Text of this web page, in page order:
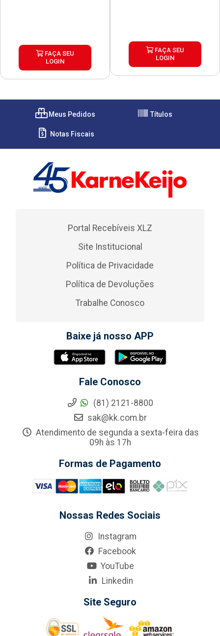
FAÇA SEU
LOGIN
FAÇA SEU
LOGIN
Meus Pedidos Títulos
Notas Fiscais
Portal Recebíveis XLZ
Site Institucional
Política de Privacidade
Política de Devoluções
Trabalhe Conosco
Baixe já nosso APP
Fale Conosco
(81) 2121-8800
sak@kk.com.br
Atendimento de segunda a sexta-feira das
09h às 17h
Formas de Pagamento
Nossas Redes Sociais
Instagram
Facebook
YouTube
Linkedin
Site Seguro